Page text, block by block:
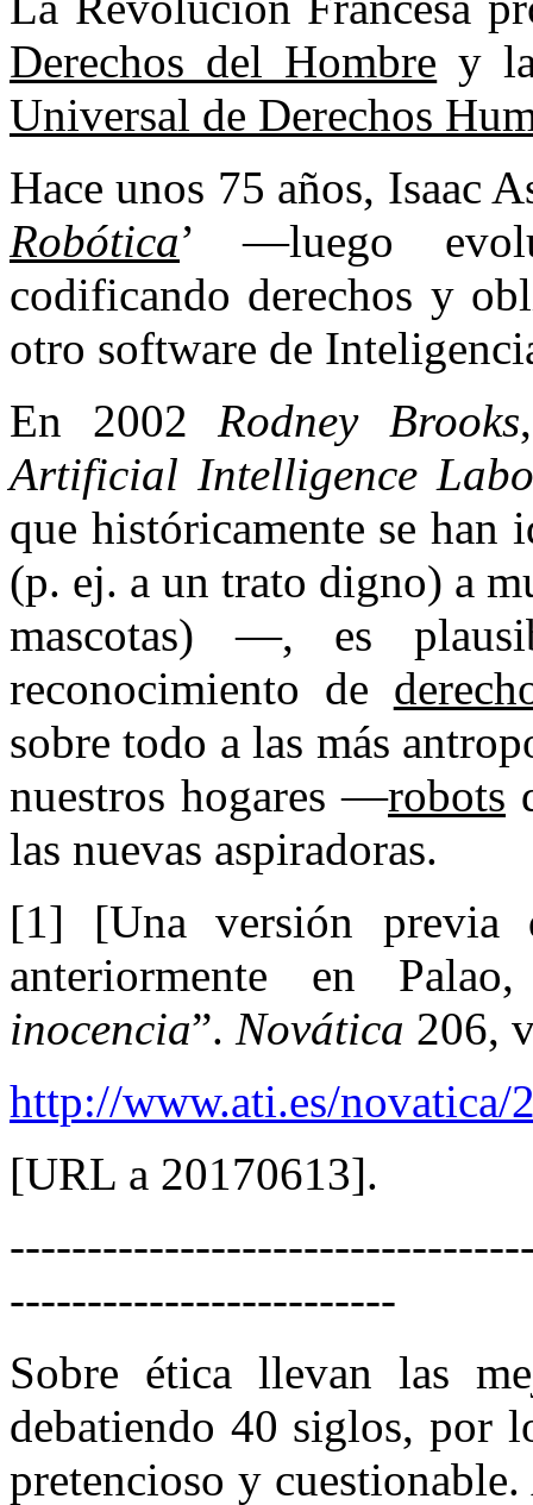
Derechos del Hombre y
Universal de Derechos
Hace unos 75 años, Isaac
Robótica’ —luego
codificando derechos y
otro software de
En 2002 Rodney Brooks
Artificial Intelligence
que históricamente se han
(p. ej. a un trato digno) a
mascotas) —, es
reconocimiento de
sobre todo a las más
nuestros hogares —robots
las nuevas aspiradoras.
[1] [Una versión previa
anteriormente en
inocencia”. Novática 206,
http://www.ati.es/novatica/
[URL a 20170613].
-------------------------
Sobre ética llevan las
debatiendo 40 siglos, por
pretencioso y